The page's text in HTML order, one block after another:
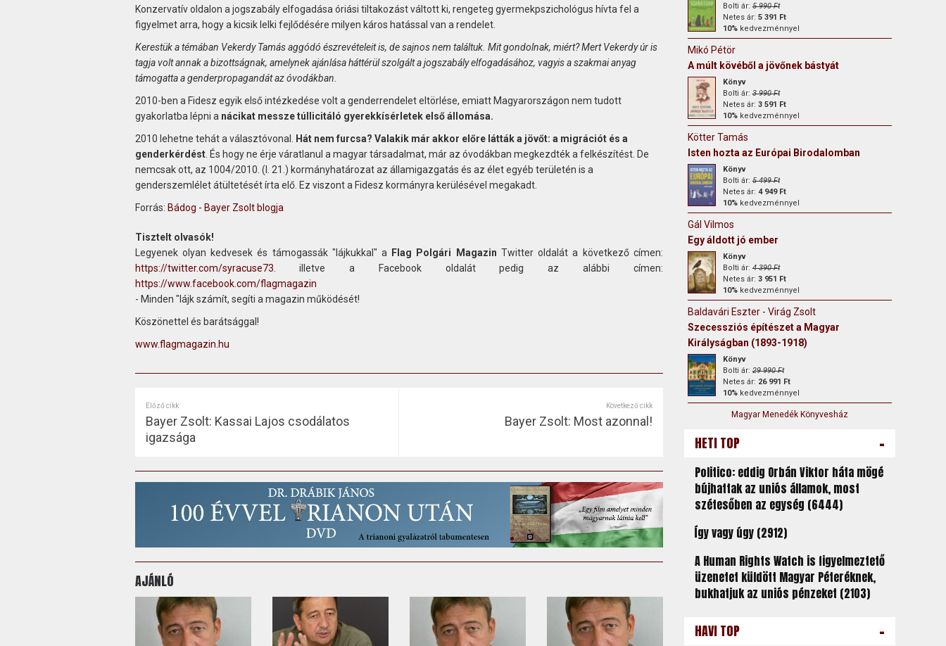
Konzervatív oldalon a jogszabály elfogadása óriási tiltakozást váltott ki, rengeteg gyermekpszichológus hívta fel a
figyelmet arra, hogy a kicsik lelki fejlődésére milyen káros hatással van a rendelet.
Kerestük a témában Vekerdy Tamás aggódó észrevételeit is, de sajnos nem találtuk. Mit gondolnak, miért? Mert Vekerdy úr is
tagja volt annak a bizottságnak, amelynek ajánlása háttérül szolgált a jogszabály elfogadásához, vagyis a szakmai anyag
támogatta a genderpropagandát az óvodákban.
2010-ben a Fidesz egyik első intézkedése volt a genderrendelet eltörlése, emiatt Magyarországon nem tudott
gyakorlatba lépni a nácikat messze túllicitáló gyerekkísérletek első állomása.
2010 lehetne tehát a választóvonal.
Hát nem furcsa? Valakik már akkor előre látták a jövőt: a migrációt és a
genderkérdést. És hogy ne érje váratlanul a magyar társadalmat, már az óvodákban megkezdték a felkészítést. De
nemcsak ott, az 1004/2010. (I. 21.) kormányhatározat az államigazgatás és az élet egyéb területén is a
genderszemlélet átültetését írta elő. Ez viszont a Fidesz kormányra kerülésével megakadt.
Forrás: Bádog - Bayer Zsolt blogja
Tisztelt olvasók!
Legyenek olyan kedvesek és támogassák "lájkukkal" a
Flag Polgári Magazin Twitter oldalát a következő címen:
https://twitter.com/syracuse73 . illetve a Facebook oldalát pedig az alábbi címen:
https://www.facebook.com/flagmagazin
- Minden "lájk számít, segíti a magazin működését!
Köszönettel és barátsággal!
www.flagmagazin.hu
Előző cikk
Bayer Zsolt: Kassai Lajos csodálatos
igazsága
Következő cikk
Bayer Zsolt: Most azonnal!
AJÁNLÓ
Bolti ár:5 990 Ft
Netes ár: 5 391 Ft
10%kedvezménnyel
Mikó Pétör
A múlt kövéből a jövőnek bástyát
Könyv
Bolti ár:3 990 Ft
Netes ár: 3 591 Ft
10%kedvezménnyel
Kötter Tamás
Isten hozta az Európai Birodalomban
Könyv
Bolti ár:5 499 Ft
Netes ár: 4 949 Ft
10%kedvezménnyel
Gál Vilmos
Egy áldott jó ember
Könyv
Bolti ár:4 390 Ft
Netes ár: 3 951 Ft
10%kedvezménnyel
Baldavári Eszter - Virág Zsolt
Szecessziós építészet a Magyar
Királyságban (1893-1918)
Könyv
Bolti ár:29 990 Ft
Netes ár: 26 991 Ft
10%kedvezménnyel
Magyar Menedék Könyvesház
HETI TOP -
Politico: eddig Orbán Viktor háta mögé
bújhattak az uniós államok, most
szétesőben az egység (6444)
Így vagy úgy (2912)
A Human Rights Watch is figyelmeztető
üzenetet küldött Magyar Péteréknek,
bukhatjuk az uniós pénzeket (2103)
HAVI TOP -